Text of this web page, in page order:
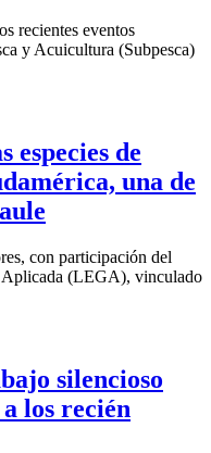
recientes eventos
y Acuicultura (Subpesca)
especies de
una de
con participación del
(LEGA), vinculado
silencioso
los recién